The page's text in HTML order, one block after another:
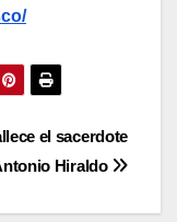
el sacerdote
Hiraldo